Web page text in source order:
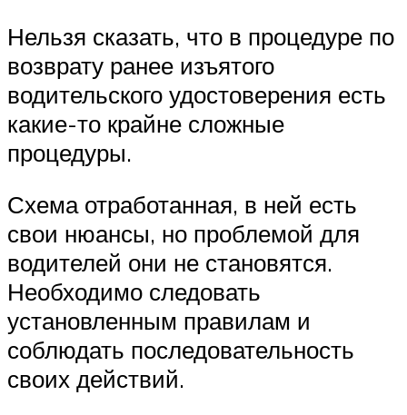
Нельзя сказать, что в процедуре по
возврату ранее изъятого
водительского удостоверения есть
какие-то крайне сложные
процедуры.
Схема отработанная, в ней есть
свои нюансы, но проблемой для
водителей они не становятся.
Необходимо следовать
установленным правилам и
соблюдать последовательность
своих действий.